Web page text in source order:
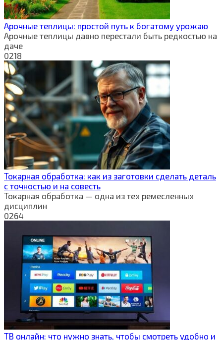
Арочные теплицы: простой путь к богатому урожаю
Арочные теплицы давно перестали быть редкостью на
даче
0218
Токарная обработка: как из заготовки сделать деталь
с точностью и на совесть
Токарная обработка — одна из тех ремесленных
дисциплин
0264
ТВ онлайн: что нужно знать, чтобы смотреть удобно и